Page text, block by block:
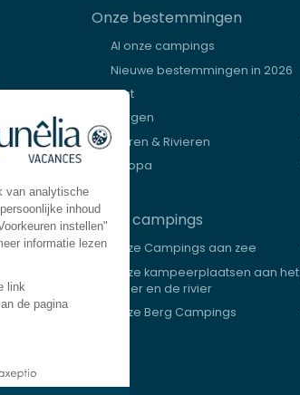
van analytische
inhoud
instellen"
informatie lezen
link
de pagina
18.30
en van
Onze bestemmingen
Al onze campings
Nieuwe bestemmingen in 2026
Kust
Bergen
Meren & Rivieren
Europa
Onze campings
Onze Campings aan zee
Onze kampeerplaatsen aan het
meer en de rivier
Onze Berg Campings